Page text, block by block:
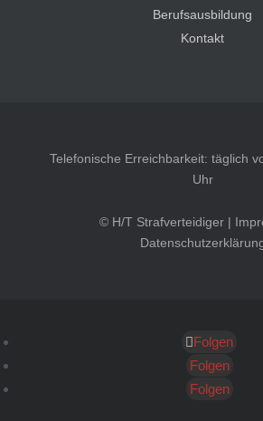
Berufsausbildung
Kontakt
Telefonische Erreichbarkeit: täglich
Uhr
© H/T Strafverteidiger |
Folgen
Folgen
Folgen
SEHR GUT